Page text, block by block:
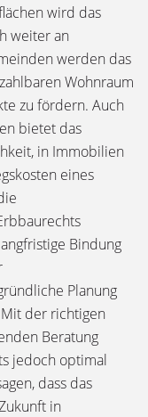
wird das
weiter an
werden das
Wohnraum
zu fördern. Auch
bietet das
in Immobilien
eines
Bindung
Planung
der richtigen
Beratung
jedoch optimal
dass das
in